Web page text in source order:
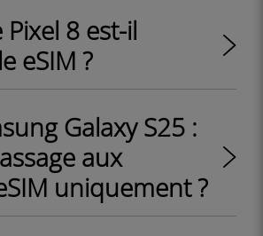
Pixel 8 est-il
eSIM ?
Galaxy S25 :
aux
uniquement ?